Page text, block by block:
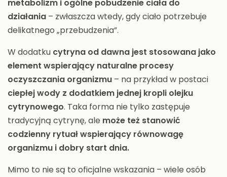
metabolizm i ogólne pobudzenie ciała do
działania – zwłaszcza wtedy, gdy ciało potrzebuje
delikatnego „przebudzenia”.
W dodatku cytryna od dawna jest stosowana jako
element wspierający naturalne procesy
oczyszczania organizmu – na przykład w postaci
ciepłej wody z dodatkiem jednej kropli olejku
cytrynowego. Taka forma nie tylko zastępuje
tradycyjną cytrynę, ale może też stanowić
codzienny rytuał wspierający równowagę
organizmu i dobry start dnia.
Mimo to nie są to oficjalne wskazania – wiele osób